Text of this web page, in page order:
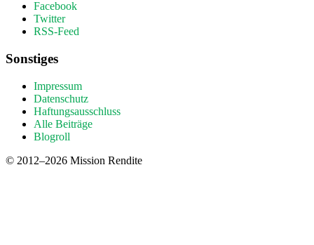
Facebook
Twitter
RSS-Feed
Sonstiges
Impressum
Datenschutz
Haftungsausschluss
Alle Beiträge
Blogroll
© 2012–2026 Mission Rendite